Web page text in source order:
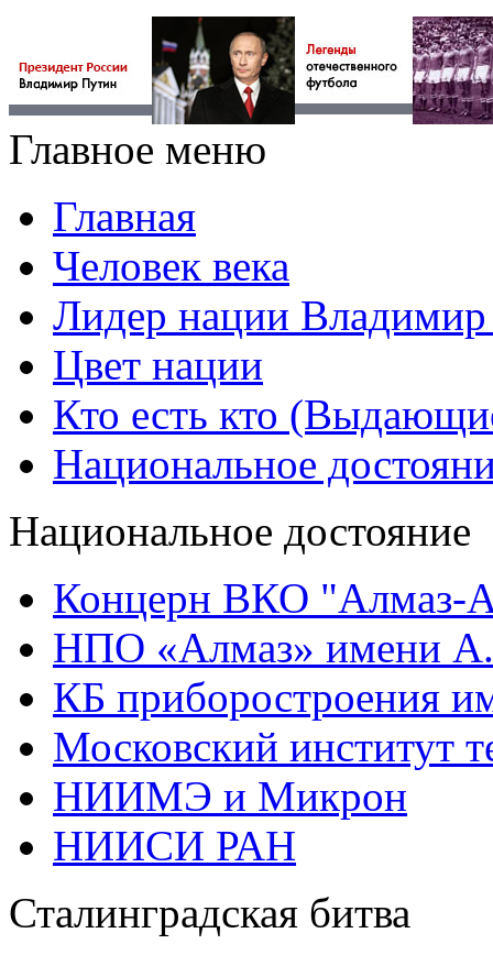
Главное меню
Главная
Человек века
Лидер нации
Цвет нации
Кто есть кто
Национальное
Национальное достояние
Концерн ВКО "Алмаз-
НПО «Алмаз» имени
КБ приборостроения
Московский институт
НИИМЭ и Микрон
НИИСИ РАН
Сталинградская битва